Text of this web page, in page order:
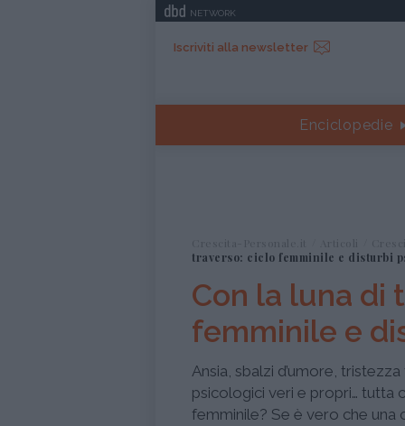
NETWORK
Iscriviti alla newsletter
Enciclopedie
traverso: ciclo femminile e disturbi
Con la luna di
femminile e
Ansia, sbalzi d’umore,
psicologici veri e propri… tutta
femminile? Se è vero che